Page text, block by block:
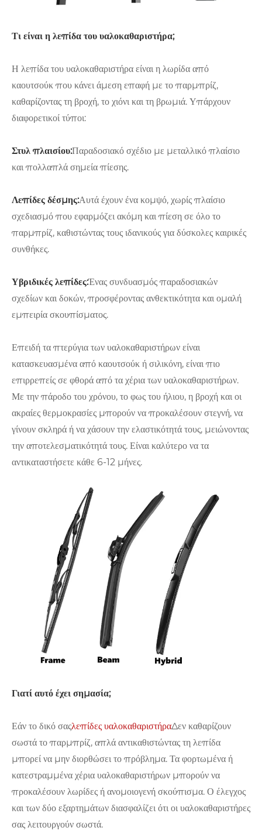
Τι είναι η λεπίδα του υαλοκαθαριστήρα;
Η λεπίδα του υαλοκαθαριστήρα είναι η λωρίδα από
καουτσούκ που κάνει άμεση επαφή με το παρμπρίζ,
καθαρίζοντας τη βροχή, το χιόνι και τη βρωμιά. Υπάρχουν
διαφορετικοί τύποι:
Στυλ πλαισίου:Παραδοσιακό σχέδιο με μεταλλικό πλαίσιο
και πολλαπλά σημεία πίεσης.
Λεπίδες δέσμης:Αυτά έχουν ένα κομψό, χωρίς πλαίσιο
σχεδιασμό που εφαρμόζει ακόμη και πίεση σε όλο το
παρμπρίζ, καθιστώντας τους ιδανικούς για δύσκολες καιρικές
συνθήκες.
Υβριδικές λεπίδες:Ένας συνδυασμός παραδοσιακών
σχεδίων και δοκών, προσφέροντας ανθεκτικότητα και ομαλή
εμπειρία σκουπίσματος.
Επειδή τα πτερύγια των υαλοκαθαριστήρων είναι
κατασκευασμένα από καουτσούκ ή σιλικόνη, είναι πιο
επιρρεπείς σε φθορά από τα χέρια των υαλοκαθαριστήρων.
Με την πάροδο του χρόνου, το φως του ήλιου, η βροχή και οι
ακραίες θερμοκρασίες μπορούν να προκαλέσουν στεγνή, να
γίνουν σκληρά ή να χάσουν την ελαστικότητά τους, μειώνοντας
την αποτελεσματικότητά τους. Είναι καλύτερο να τα
αντικαταστήσετε κάθε 6-12 μήνες.
Γιατί αυτό έχει σημασία;
Εάν το δικό σαςλεπίδες υαλοκαθαριστήραΔεν καθαρίζουν
σωστά το παρμπρίζ, απλά αντικαθιστώντας τη λεπίδα
μπορεί να μην διορθώσει το πρόβλημα. Τα φορτωμένα ή
κατεστραμμένα χέρια υαλοκαθαριστήρων μπορούν να
προκαλέσουν λωρίδες ή ανομοιογενή σκούπισμα. Ο έλεγχος
και των δύο εξαρτημάτων διασφαλίζει ότι οι υαλοκαθαριστήρες
σας λειτουργούν σωστά.